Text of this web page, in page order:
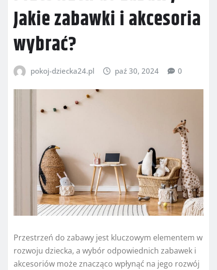
Jakie zabawki i akcesoria
wybrać?
pokoj-dziecka24.pl paź 30, 2024 0
Przestrzeń do zabawy jest kluczowym elementem w
rozwoju dziecka, a wybór odpowiednich zabawek i
akcesoriów może znacząco wpłynąć na jego rozwój